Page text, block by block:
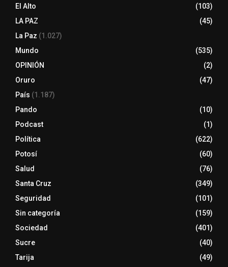
El Alto
(103)
LA PAZ
(45)
La Paz (1.027)
Mundo
(535)
OPINIÓN
(2)
Oruro
(47)
País (1.187)
Pando
(10)
Podcast
(1)
Política
(622)
Potosí
(60)
Salud
(76)
Santa Cruz
(349)
Seguridad
(101)
Sin categoría
(159)
Sociedad
(401)
Sucre
(40)
Tarija
(49)